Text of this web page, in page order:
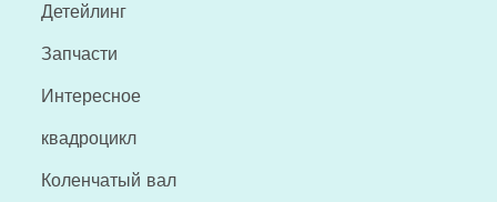
Детейлинг
Запчасти
Интересное
квадроцикл
Коленчатый вал